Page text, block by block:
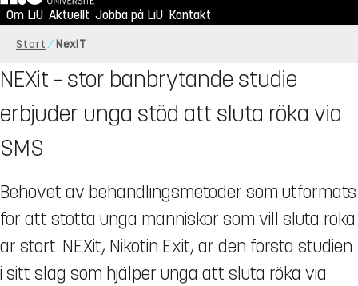
Om LiU Aktuellt Jobba på LiU Kontakt
Start NexIT
NEXit – stor banbrytande studie
erbjuder unga stöd att sluta röka via
SMS
Behovet av behandlingsmetoder som utformats
för att stötta unga människor som vill sluta röka
är stort. NEXit, Nikotin Exit, är den första studien
i sitt slag som hjälper unga att sluta röka via